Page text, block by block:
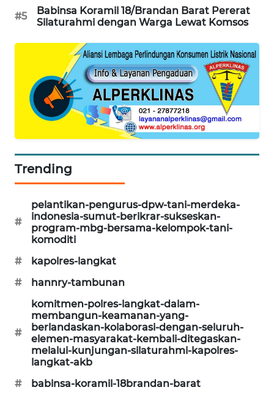
#5
Babinsa Koramil 18/Brandan Barat Pererat
Silaturahmi dengan Warga Lewat Komsos
Trending
#
pelantikan-pengurus-dpw-tani-merdeka-
indonesia-sumut-berikrar-sukseskan-
program-mbg-bersama-kelompok-tani-
komoditi
#
kapolres-langkat
#
hannry-tambunan
#
komitmen-polres-langkat-dalam-
membangun-keamanan-yang-
berlandaskan-kolaborasi-dengan-seluruh-
elemen-masyarakat-kembali-ditegaskan-
melalui-kunjungan-silaturahmi-kapolres-
langkat-akb
#
babinsa-koramil-18brandan-barat
HUMBANG
NEWS
GARONGGANG
FISUELRI
ID
NEWS
BERKAT
BERAMPU
ANUGERAH
NEWS
ID